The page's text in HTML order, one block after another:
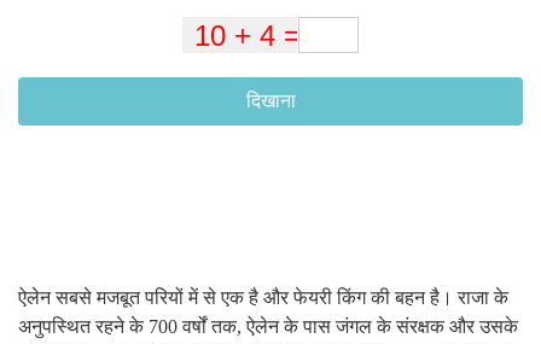
दिखाना
ऐलेन सबसे मजबूत परियों में से एक है और फेयरी किंग की बहन है। राजा के
अनुपस्थित रहने के 700 वर्षों तक, ऐलेन के पास जंगल के संरक्षक और उसके